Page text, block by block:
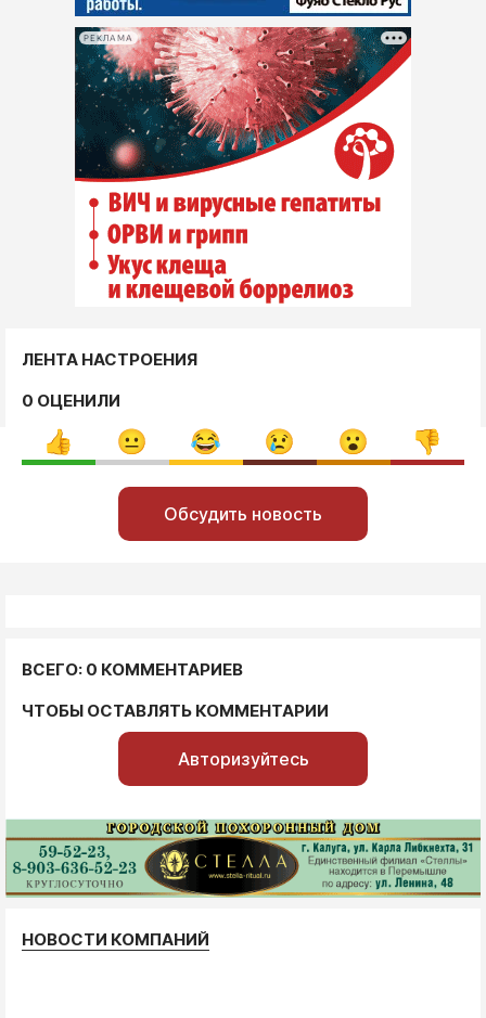
РЕКЛАМА
ЛЕНТА НАСТРОЕНИЯ
0 ОЦЕНИЛИ
Обсудить новость
ВСЕГО: 0 КОММЕНТАРИЕВ
ЧТОБЫ ОСТАВЛЯТЬ КОММЕНТАРИИ
Авторизуйтесь
НОВОСТИ КОМПАНИЙ